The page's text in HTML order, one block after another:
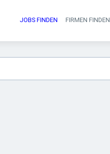
JOBS FINDEN FIRMEN FINDEN